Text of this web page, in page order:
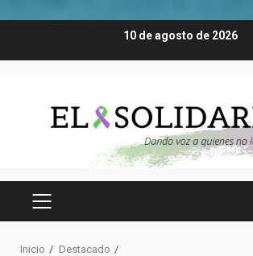
10 de agosto de 2026
MENÚ
Inicio
Destacado